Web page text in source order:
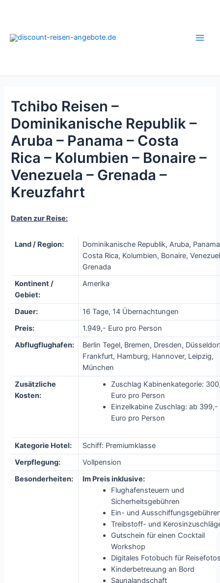
Tchibo Reisen –
Dominikanische Republik –
Aruba – Panama – Costa
Rica – Kolumbien – Bonaire –
Venezuela – Grenada –
Kreuzfahrt
Daten zur Reise:
Land / Region:
Dominikanische Republik, Aruba,
Costa Rica, Kolumbien, Bonaire,
Grenada
Kontinent /
Gebiet:
Amerika
Dauer:
16 Tage, 14 Übernachtungen
Preis:
1.949,- Euro pro Person
Abflugflughafen:
Berlin Tegel, Bremen, Dresden,
Frankfurt, Hamburg, Hannover, Leipzig,
München
Zusätzliche
Kosten:
Zuschlag Kabinenkategorie:
Euro pro Person
Einzelkabine Zuschlag: ab 399,-
Euro pro Person
Kategorie Hotel:
Schiff: Premiumklasse
Verpflegung:
Vollpension
Besonderheiten:
Im Preis inklusive:
Flughafensteuern und
Sicherheitsgebühren
Ein- und
Treibstoff- und
Gutschein für einen Cocktail
Workshop
Digitales Fotobuch für
Kinderbetreuung an Bord
Saunalandschaft